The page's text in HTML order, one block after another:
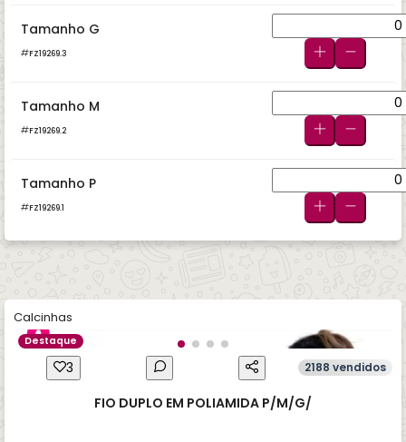
Tamanho G
FZ19269.3
Tamanho M
FZ19269.2
Tamanho P
FZ19269.1
Calcinhas
Destaque
3 2188 vendidos
FIO DUPLO EM POLIAMIDA P/M/G/